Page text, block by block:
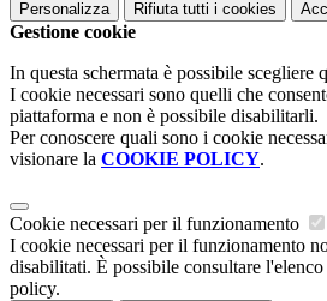
Personalizza Rifiuta tutti i cookies
Gestione cookie
In questa schermata è possibile scegliere
I cookie necessari sono quelli che
piattaforma e non è possibile disabilitarli.
Per conoscere quali sono i cookie
visionare la COOKIE POLICY.
Cookie necessari per il funzionamento
I cookie necessari per il funzionamento
disabilitati. È possibile consultare
policy.